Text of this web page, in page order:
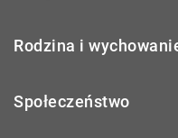
Rodzina i
Społeczeństwo